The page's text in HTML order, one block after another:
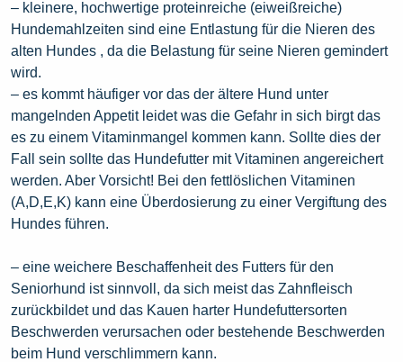
– kleinere, hochwertige proteinreiche (eiweißreiche)
Hundemahlzeiten sind eine Entlastung für die Nieren des
alten Hundes , da die Belastung für seine Nieren gemindert
wird.
– es kommt häufiger vor das der ältere Hund unter
mangelnden Appetit leidet was die Gefahr in sich birgt das
es zu einem Vitaminmangel kommen kann. Sollte dies der
Fall sein sollte das Hundefutter mit Vitaminen angereichert
werden. Aber Vorsicht! Bei den fettlöslichen Vitaminen
(A,D,E,K) kann eine Überdosierung zu einer Vergiftung des
Hundes führen.
– eine weichere Beschaffenheit des Futters für den
Seniorhund ist sinnvoll, da sich meist das Zahnfleisch
zurückbildet und das Kauen harter Hundefuttersorten
Beschwerden verursachen oder bestehende Beschwerden
beim Hund verschlimmern kann.